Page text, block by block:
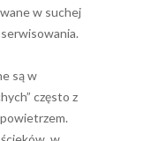
w suchej
są w
często z